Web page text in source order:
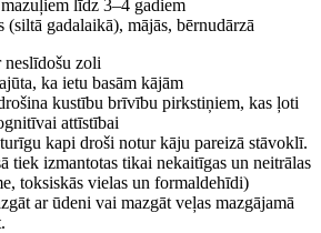
līdz 3–4 gadiem
(siltā gadalaikā), mājās, bērnudārzā
zoli
ka ietu basām kājām
kustību brīvību pirkstiņiem, kas ļoti
attīstībai
kapi droši notur kāju pareizā stāvoklī.
tiek izmantotas tikai nekaitīgas un neitrālas
toksiskās vielas un formaldehīdi)
ar ūdeni vai mazgāt veļas mazgājamā